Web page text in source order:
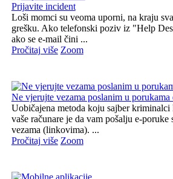
Prijavite incident
Loši momci su veoma uporni, na kraju
grešku. Ako telefonski poziv iz "Help
ako se e-mail čini ...
Pročitaj više Zoom
Ne vjerujte vezama poslanim u porukama
Uobičajena metoda koju sajber kriminalci
vaše računare je da vam pošalju e-poruke
vezama (linkovima). ...
Pročitaj više Zoom